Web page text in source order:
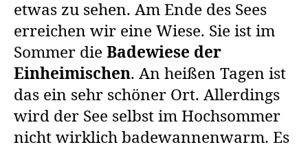
etwas zu sehen. Am Ende des Sees
erreichen wir eine Wiese. Sie ist im
Sommer die Badewiese der
Einheimischen. An heißen Tagen ist
das ein sehr schöner Ort. Allerdings
wird der See selbst im Hochsommer
nicht wirklich badewannenwarm. Es